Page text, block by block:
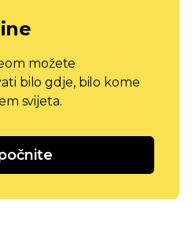
možete
bilo gdje, bilo kome
svijeta.